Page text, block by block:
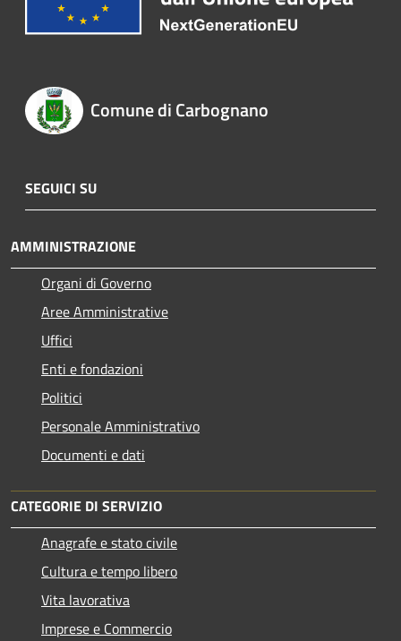
Comune di Carbognano
SEGUICI SU
AMMINISTRAZIONE
Organi di Governo
Aree Amministrative
Uffici
Enti e fondazioni
Politici
Personale Amministrativo
Documenti e dati
CATEGORIE DI SERVIZIO
Anagrafe e stato civile
Cultura e tempo libero
Vita lavorativa
Imprese e Commercio